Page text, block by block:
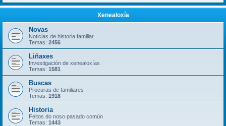
Xenealoxía
Novas
Noticias de historia familiar
Temas: 2456
Liñaxes
Investigación de xenealoxías
Temas: 1581
Buscas
Procuras de familiares
Temas: 1918
Historia
Feitos do noso pasado común
Temas: 1443